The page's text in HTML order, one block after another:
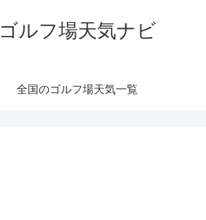
ゴルフ場天気ナビ
全国のゴルフ場天気一覧